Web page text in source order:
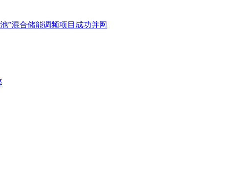
”混合储能调频项目成功并网